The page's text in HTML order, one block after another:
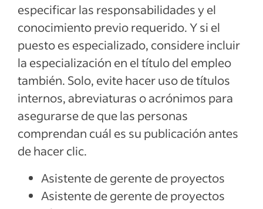
especificar las responsabilidades y el
conocimiento previo requerido. Y si el
puesto es especializado, considere incluir
la especialización en el título del empleo
también. Solo, evite hacer uso de títulos
internos, abreviaturas o acrónimos para
asegurarse de que las personas
comprendan cuál es su publicación antes
de hacer clic.
Asistente de gerente de proyectos
Asistente de gerente de proyectos